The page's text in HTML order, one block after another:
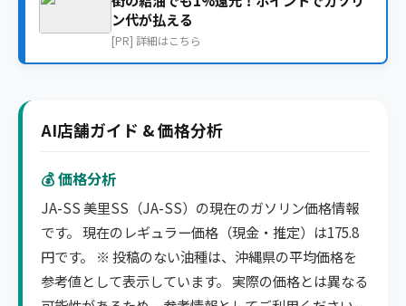
ン代が払える
[PR] 詳細はこちら
AI店舗ガイド & 価格分析
💰 価格分析
JA-SS 美里SS（JA-SS）の現在のガソリン価格情報
です。 現在のレギュラー価格（現金・推定）は175.8
円です。 ※ 投稿のない油種は、沖縄県の平均価格を
参考値として表示しています。 実際の価格とは異なる